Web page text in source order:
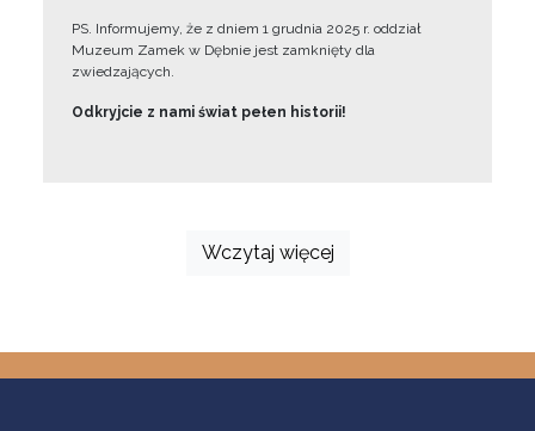
PS. Informujemy, że z dniem 1 grudnia 2025 r. oddział
Muzeum Zamek w Dębnie jest zamknięty dla
zwiedzających.
Odkryjcie z nami świat pełen historii!
Wczytaj więcej